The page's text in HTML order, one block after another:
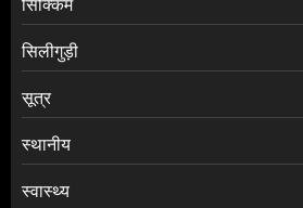
सिलीगुड़ी
सूत्र
स्थानीय
स्वास्थ्य